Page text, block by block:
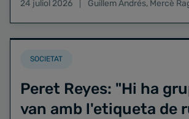
24 juliol 2026
Guillem Andrés, Mercè
SOCIETAT
Peret Reyes: "Hi ha
van amb l'etiqueta de